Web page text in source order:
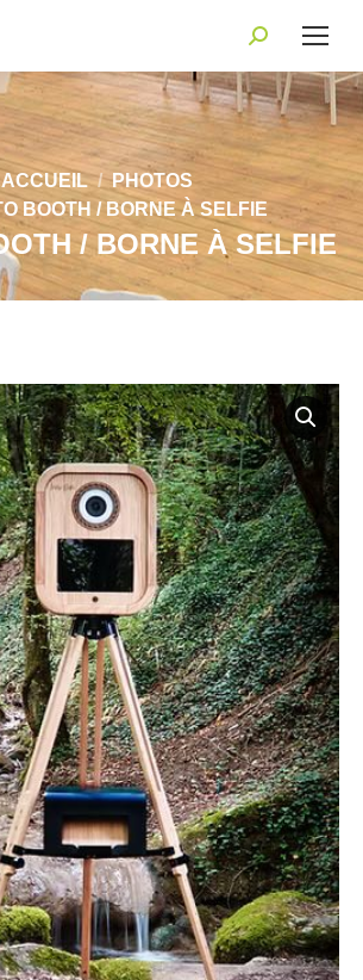
Recherche
:
ACCUEIL
PHOTOS
BOOTH / BORNE À SELFIE
/ BORNE À SELFIE